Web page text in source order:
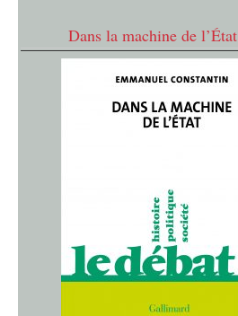
Dans la machine de l’État